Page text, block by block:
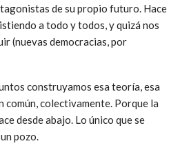
de su propio futuro. Hace
a todo y todos, y quizá nos
(nuevas democracias, por
construyamos esa teoría, esa
colectivamente. Porque la
desde abajo. Lo único que se
pozo.